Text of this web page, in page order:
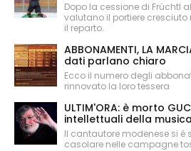
Dopo la cessione di Früchtl
valutano il portiere
il reparto.
ABBONAMENTI, LA
dati parlano chiaro
Ecco il numero degli
rinnovato la loro tessera
ULTIM'ORA: è morto
intellettuali della musica
Il cantautore modenese si è
casolare nelle campagne